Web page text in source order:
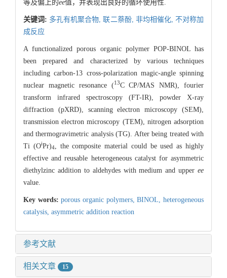
等及偏上的ee值，并表现出良好的循环使用性.
关键词: 多孔有机聚合物,联二萘酚, 非均相催化, 不对称加
成反应
A functionalized porous organic polymer POP-BINOL has
been prepared and characterized by various techniques
including carbon-13 cross-polarization magic-angle spinning
nuclear magnetic resonance (13C CP/MAS NMR), fourier
transform infrared spectroscopy (FT-IR), powder X-ray
diffraction (pXRD), scanning electron microscopy (SEM),
transmission electron microscopy (TEM), nitrogen adsorption
and thermogravimetric analysis (TG). After being treated with
Ti (OiPr)4
, the composite material could be used as highly
effective and reusable heterogeneous catalyst for asymmetric
diethylzinc addition to aldehydes with medium and upper ee
value.
Key words:porous organic polymers,BINOL,heterogeneous
catalysis, asymmetric addition reaction
参考文献
相关文章 15